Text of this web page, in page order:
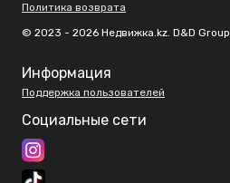
Политика возврата
© 2023 - 2026 Недвижка.kz. D&D Group
Информация
Поддержка пользователей
Социальные сети